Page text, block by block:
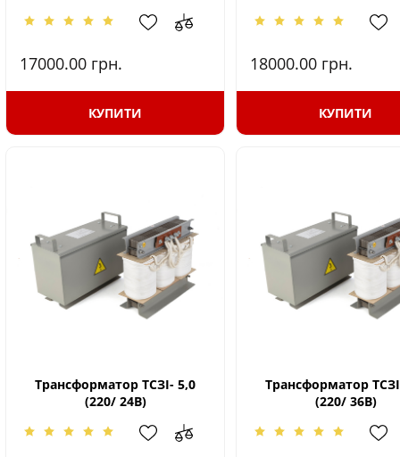
17000.00 грн.
КУПИТИ
18000.00 грн.
КУПИТИ
Трансформатор ТСЗІ- 5,0
(220/ 24В)
Трансформатор
(220/ 36В)